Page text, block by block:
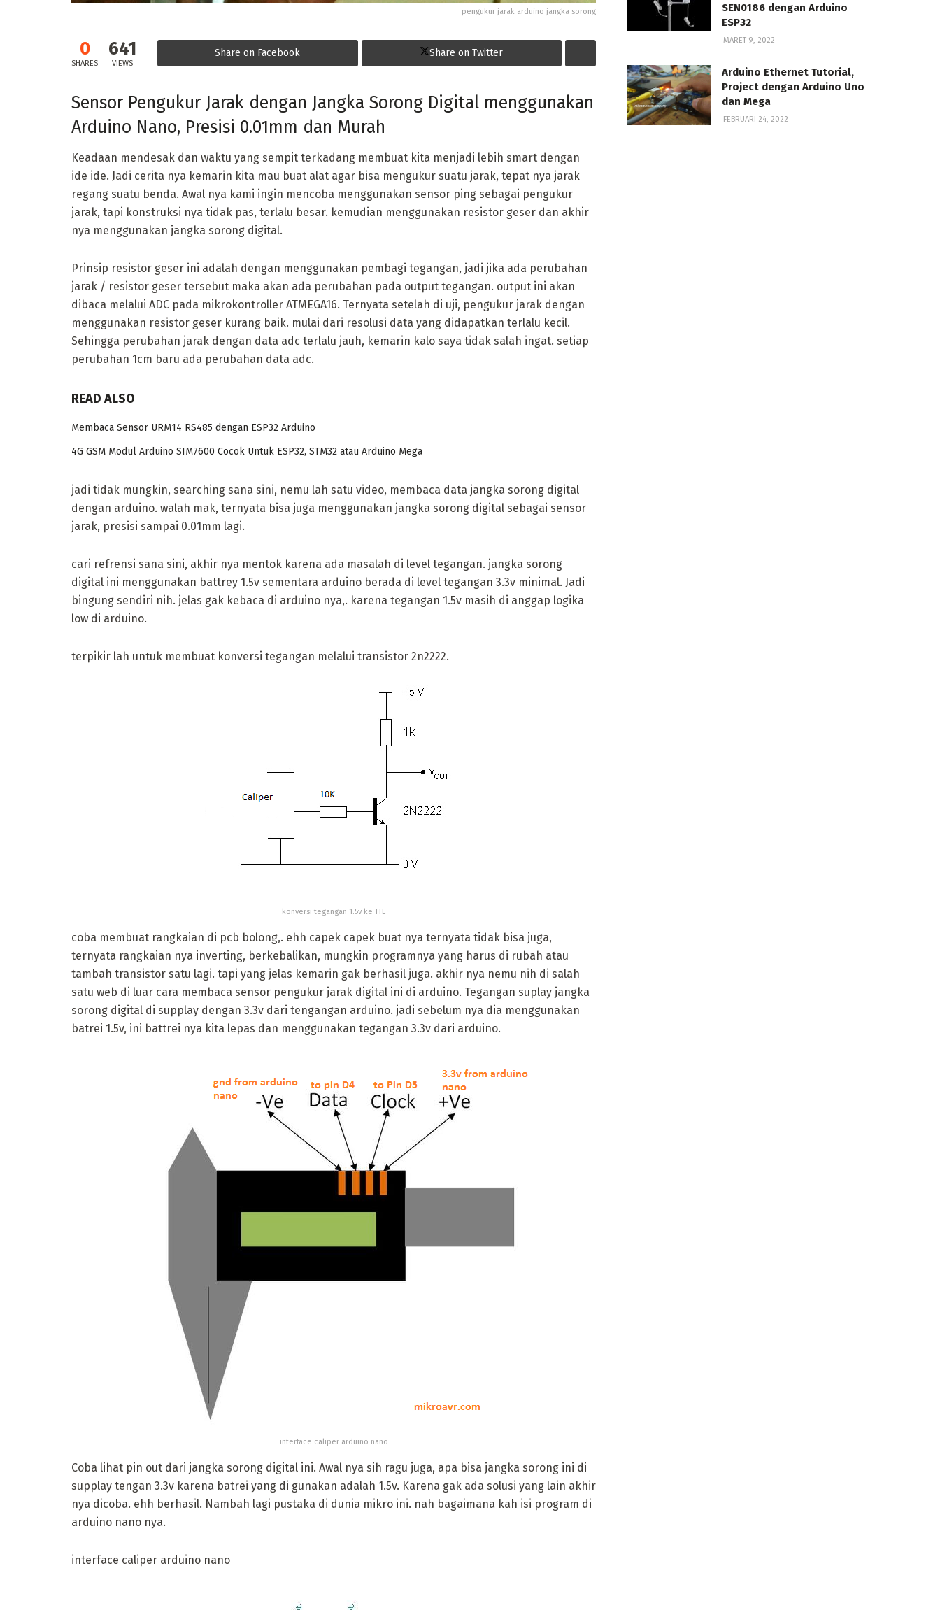
pengukur jarak arduino jangka sorong
0
SHARES
641
VIEWS
Share on Facebook Share on Twitter
Sensor Pengukur Jarak dengan Jangka Sorong Digital menggunakan
Arduino Nano, Presisi 0.01mm dan Murah
Keadaan mendesak dan waktu yang sempit terkadang membuat kita menjadi lebih smart dengan
ide ide. Jadi cerita nya kemarin kita mau buat alat agar bisa mengukur suatu jarak, tepat nya jarak
regang suatu benda. Awal nya kami ingin mencoba menggunakan sensor ping sebagai pengukur
jarak, tapi konstruksi nya tidak pas, terlalu besar. kemudian menggunakan resistor geser dan akhir
nya menggunakan jangka sorong digital.
Prinsip resistor geser ini adalah dengan menggunakan pembagi tegangan, jadi jika ada perubahan
jarak / resistor geser tersebut maka akan ada perubahan pada output tegangan. output ini akan
dibaca melalui ADC pada mikrokontroller ATMEGA16. Ternyata setelah di uji, pengukur jarak dengan
menggunakan resistor geser kurang baik. mulai dari resolusi data yang didapatkan terlalu kecil.
Sehingga perubahan jarak dengan data adc terlalu jauh, kemarin kalo saya tidak salah ingat. setiap
perubahan 1cm baru ada perubahan data adc.
READ ALSO
Membaca Sensor URM14 RS485 dengan ESP32 Arduino
4G GSM Modul Arduino SIM7600 Cocok Untuk ESP32, STM32 atau Arduino Mega
jadi tidak mungkin, searching sana sini, nemu lah satu video, membaca data jangka sorong digital
dengan arduino. walah mak, ternyata bisa juga menggunakan jangka sorong digital sebagai sensor
jarak, presisi sampai 0.01mm lagi.
cari refrensi sana sini, akhir nya mentok karena ada masalah di level tegangan. jangka sorong
digital ini menggunakan battrey 1.5v sementara arduino berada di level tegangan 3.3v minimal. Jadi
bingung sendiri nih. jelas gak kebaca di arduino nya,. karena tegangan 1.5v masih di anggap logika
low di arduino.
terpikir lah untuk membuat konversi tegangan melalui transistor 2n2222.
konversi tegangan 1.5v ke TTL
coba membuat rangkaian di pcb bolong,. ehh capek capek buat nya ternyata tidak bisa juga,
ternyata rangkaian nya inverting, berkebalikan, mungkin programnya yang harus di rubah atau
tambah transistor satu lagi. tapi yang jelas kemarin gak berhasil juga. akhir nya nemu nih di salah
satu web di luar cara membaca sensor pengukur jarak digital ini di arduino. Tegangan suplay jangka
sorong digital di supplay dengan 3.3v dari tengangan arduino. jadi sebelum nya dia menggunakan
batrei 1.5v, ini battrei nya kita lepas dan menggunakan tegangan 3.3v dari arduino.
interface caliper arduino nano
Coba lihat pin out dari jangka sorong digital ini. Awal nya sih ragu juga, apa bisa jangka sorong ini di
supplay tengan 3.3v karena batrei yang di gunakan adalah 1.5v. Karena gak ada solusi yang lain akhir
nya dicoba. ehh berhasil. Nambah lagi pustaka di dunia mikro ini. nah bagaimana kah isi program di
arduino nano nya.
interface caliper arduino nano
SEN0186 dengan Arduino
ESP32
MARET 9, 2022
Arduino Ethernet Tutorial,
Project dengan Arduino Uno
dan Mega
FEBRUARI 24, 2022